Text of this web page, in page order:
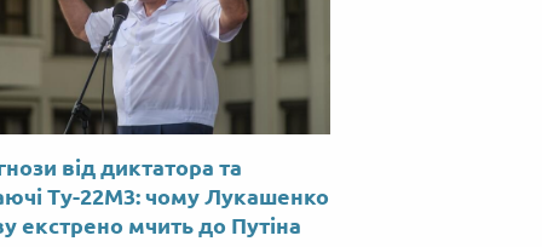
від диктатора та
Ту-22М3: чому Лукашенко
екстрено мчить до Путіна